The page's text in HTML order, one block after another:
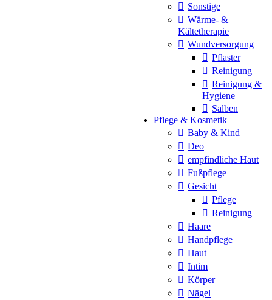
Sonstige
Wärme- &
Kältetherapie
Wundversorgung
Pflaster
Reinigung
Reinigung &
Hygiene
Salben
Pflege & Kosmetik
Baby & Kind
Deo
empfindliche Haut
Fußpflege
Gesicht
Pflege
Reinigung
Haare
Handpflege
Haut
Intim
Körper
Nägel